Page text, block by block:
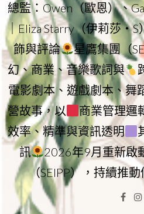
總監：Owen（歐恩）、
｜Eliza Starry（伊莉莎・S
飾與評論
星鷹集團（
幻、商業、音樂歌詞與
電影劇本、遊戲劇本、舞
營故事，以
商業管理邏
效率、精準與資訊透明
訊
2026年9月重新啟
（SEIPP），持續推